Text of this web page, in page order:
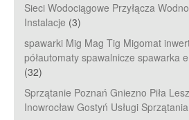
Sieci Wodociągowe Przyłącza
Instalacje (3)
spawarki Mig Mag Tig Migomat
półautomaty spawalnicze spawarka
(32)
Sprzątanie Poznań Gniezno Piła
Inowrocław Gostyń Usługi Sprzątania